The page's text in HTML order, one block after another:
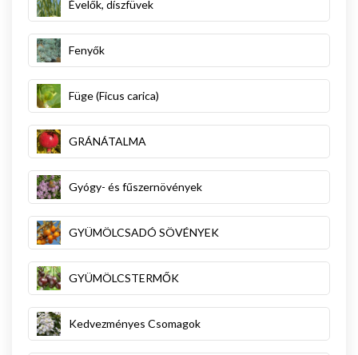
Évelők, díszfüvek
Fenyők
Füge (Ficus carica)
GRÁNÁTALMA
Gyógy- és fűszernövények
GYÜMÖLCSADÓ SÖVÉNYEK
GYÜMÖLCSTERMŐK
Kedvezményes Csomagok